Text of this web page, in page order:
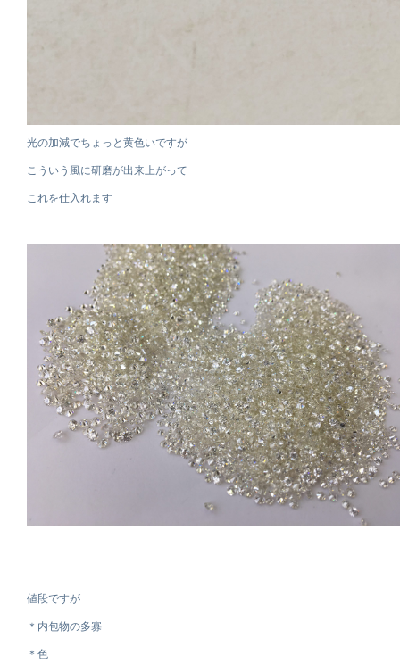
光の加減でちょっと黄色いですが
こういう風に研磨が出来上がって
これを仕入れます
値段ですが
＊内包物の多寡
＊色